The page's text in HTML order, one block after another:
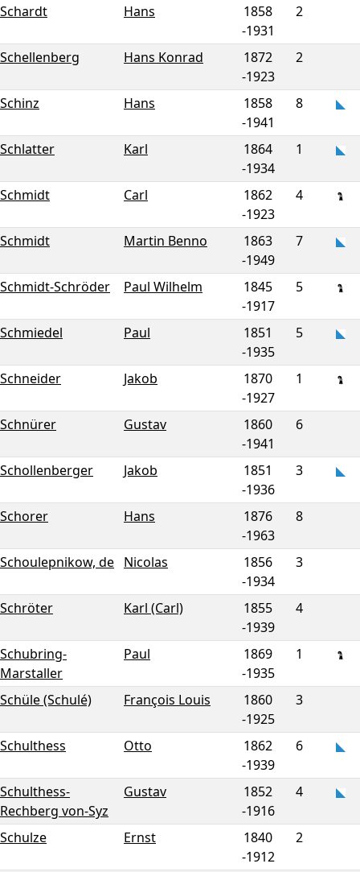
Schardt Hans
1858
-1931
2
Schellenberg Hans Konrad
1872
-1923
2
Schinz Hans
1858
-1941
8
Schlatter Karl
1864
-1934
1
Schmidt Carl
1862
-1923
4
Schmidt Martin Benno
1863
-1949
7
Schmidt-Schröder Paul Wilhelm
1845
-1917
5
Schmiedel Paul
1851
-1935
5
Schneider Jakob
1870
-1927
1
Schnürer Gustav
1860
-1941
6
Schollenberger Jakob
1851
-1936
3
Schorer Hans
1876
-1963
8
Schoulepnikow, de Nicolas
1856
-1934
3
Schröter Karl (Carl)
1855
-1939
4
Schubring-
Marstaller
Paul
1869
-1935
1
Schüle (Schulé) François Louis
1860
-1925
3
Schulthess Otto
1862
-1939
6
Schulthess-
Rechberg von-Syz
Gustav
1852
-1916
4
Schulze Ernst
1840
-1912
2